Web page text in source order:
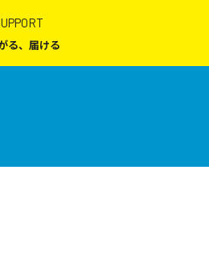
る、届ける